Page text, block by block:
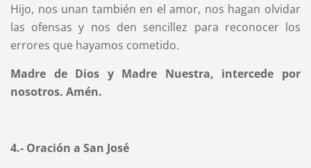
Hijo, nos unan también en el amor, nos hagan olvidar
las ofensas y nos den sencillez para reconocer los
errores que hayamos cometido.
Madre de Dios y Madre Nuestra, intercede por
nosotros. Amén.
4.- Oración a San José